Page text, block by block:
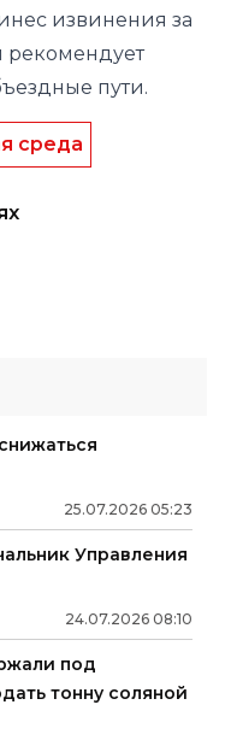
извинения за
рекомендует
пути.
среда
25.07.2026 05:23
Управления
24.07.2026 08:10
под
тонну соляной